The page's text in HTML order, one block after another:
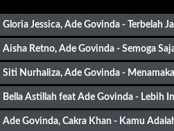
Gloria Jessica, Ade Govinda - Terbelah
Aisha Retno, Ade Govinda - Semoga
Siti Nurhaliza, Ade Govinda -
Bella Astillah feat Ade Govinda - Lebih
Ade Govinda, Cakra Khan - Kamu